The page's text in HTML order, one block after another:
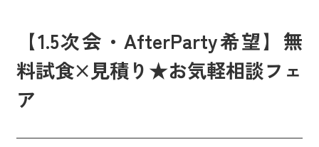
【1.5次会・AfterParty希望】無
料試食×見積り★お気軽相談フェ
ア